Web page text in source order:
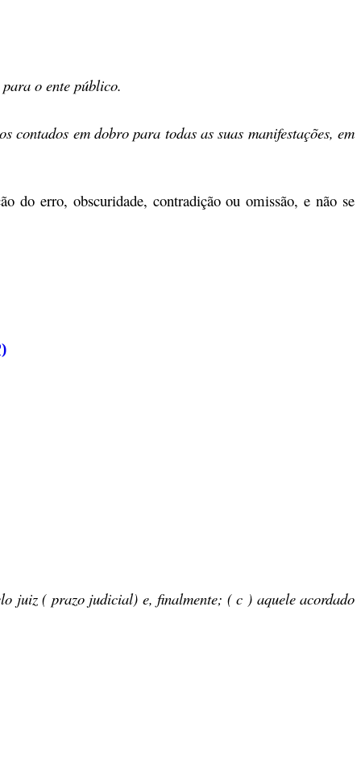
o ente público.
contados em dobro para todas as suas manifestações, em
erro, obscuridade, contradição ou omissão, e não se
juiz ( prazo judicial) e, finalmente; ( c ) aquele acordado